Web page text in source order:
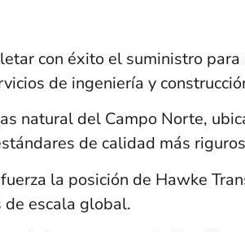
con éxito el suministro
de ingeniería y
natural del Campo Norte,
de calidad más
la posición de Hawke
escala global.